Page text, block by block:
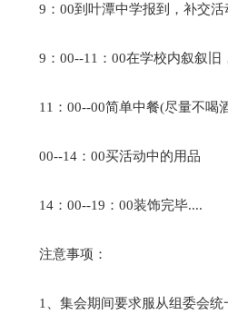
9：00到叶潭中学报到，补交活
9：00--11：00在学校内叙叙旧
11：00--00简单中餐(尽量不喝
00--14：00买活动中的用品
14：00--19：00装饰完毕....
注意事项：
1、集会期间要求服从组委会统